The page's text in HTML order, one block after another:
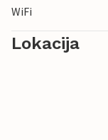
WiFi
Lokacija